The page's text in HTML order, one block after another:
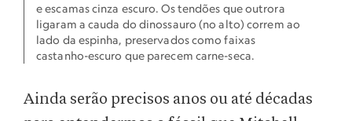
e escamas cinza escuro. Os tendões que outrora
ligaram a cauda do dinossauro (no alto) correm ao
lado da espinha, preservados como faixas
castanho-escuro que parecem carne-seca.
Ainda serão precisos anos ou até décadas